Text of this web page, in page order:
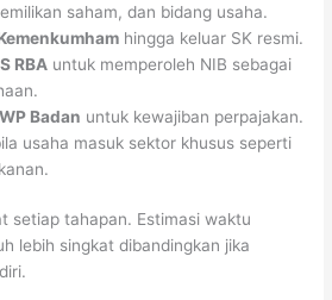
saham, dan bidang usaha.
hingga keluar SK resmi.
RBA untuk memperoleh NIB sebagai
Badan untuk kewajiban perpajakan.
usaha masuk sektor khusus seperti
setiap tahapan. Estimasi waktu
lebih singkat dibandingkan jika